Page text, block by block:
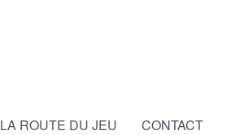
LA ROUTE DU JEU CONTACT